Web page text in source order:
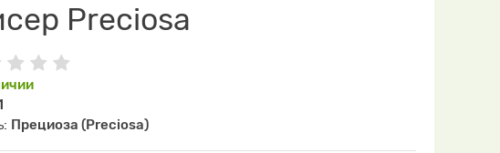
Preciosa
Прециоза (Preciosa)